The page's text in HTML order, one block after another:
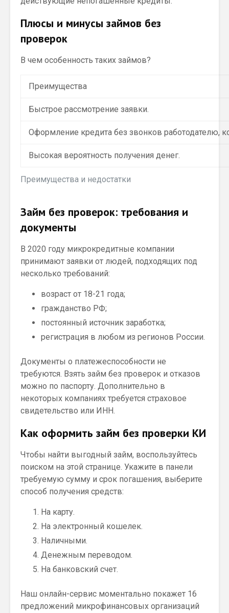
Плюсы и минусы займов без
проверок
В чем особенность таких займов?
Преимущества и недостатки
Преимущества
Быстрое рассмотрение заявки.
Оформление кредита без звонков работодателю,
Высокая вероятность получения денег.
Займ без проверок: требования и
документы
В 2020 году микрокредитные компании
принимают заявки от людей, подходящих под
несколько требований:
возраст от 18-21 года;
гражданство РФ;
постоянный источник заработка;
регистрация в любом из регионов России.
Документы о платежеспособности не
требуются. Взять займ без проверок и отказов
можно по паспорту. Дополнительно в
некоторых компаниях требуется страховое
свидетельство или ИНН.
Как оформить займ без проверки КИ
Чтобы найти выгодный займ, воспользуйтесь
поиском на этой странице. Укажите в панели
требуемую сумму и срок погашения, выберите
способ получения средств:
На карту.
На электронный кошелек.
Наличными.
Денежным переводом.
На банковский счет.
Наш онлайн-сервис моментально покажет 16
предложений микрофинансовых организаций